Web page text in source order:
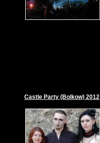
Castle Party (Bolkow) 2012